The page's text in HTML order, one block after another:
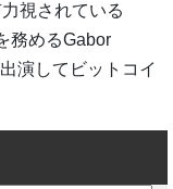
視されている
務めるGabor
演してビットコイ